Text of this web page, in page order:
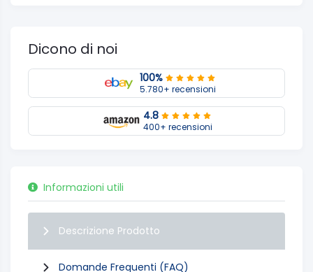
Dicono di noi
100%
5.780+ recensioni
4.8
400+ recensioni
Informazioni utili
Descrizione Prodotto
Domande Frequenti (FAQ)